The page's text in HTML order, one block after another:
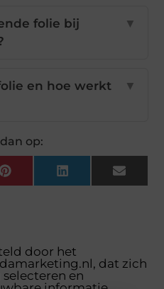
folie bij
▼
en hoe werkt
▼
op:
PinterestLinkedInEmail
door het
dat zich
en